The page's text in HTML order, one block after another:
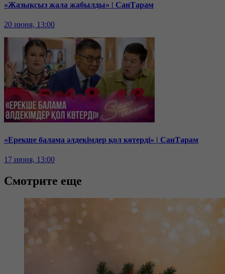
«Жазықсыз жала жабылды» | СанТарам
20 июня, 13:00
«Ерекше балама әлдекімдер қол көтерді» | СанТарам
17 июня, 13:00
Смотрите еще